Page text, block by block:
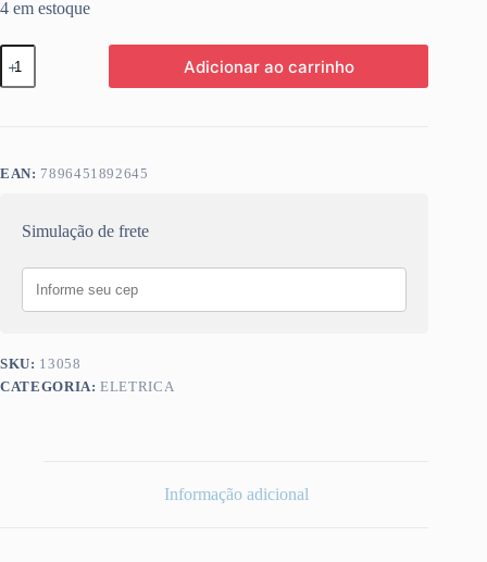
4 em estoque
CHUV
LOREN
CONFORT
Adicionar ao carrinho
EAN: 7896451892645
Simulação de frete
SKU: 13058
CATEGORIA:ELETRICA
Informação adicional